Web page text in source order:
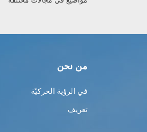
من نحن
في الرؤية الحركيّة
تعريف